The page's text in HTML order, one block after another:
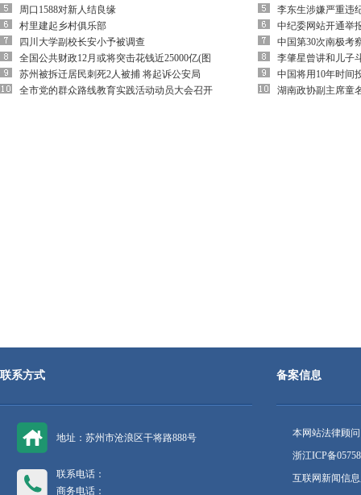
周口1588对新人结良缘
村里建起乡村俱乐部
四川大学副校长安小予被调查
全国公共财政12月或将突击花钱近25000亿(图
苏州被拆迁居民刺死2人被捕 将起诉公安局
全市党的群众路线教育实践活动动员大会召开
李东生涉嫌严重违
中纪委网站开通举
中国第30次南极考
李肇星曾讲和儿子
中国将用10年时间
湖南政协副主席童
联系方式
地址：苏州市沧浪区干将路888号
联系电话：
商务电话：
备案信息
本网站法律顾
浙江ICP备
互联网新闻信